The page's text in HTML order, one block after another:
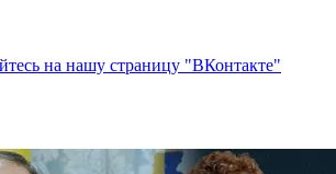
на нашу страницу "ВКонтакте"